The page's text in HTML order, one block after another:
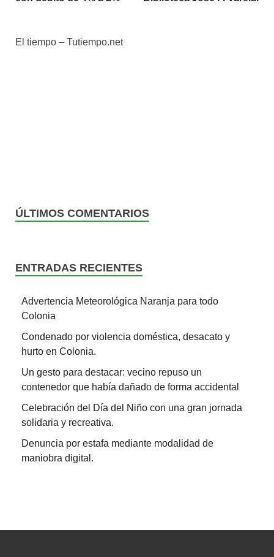
El tiempo – Tutiempo.net
ÚLTIMOS COMENTARIOS
ENTRADAS RECIENTES
Advertencia Meteorológica Naranja para todo
Colonia
Condenado por violencia doméstica, desacato y
hurto en Colonia.
Un gesto para destacar: vecino repuso un
contenedor que había dañado de forma accidental
Celebración del Día del Niño con una gran jornada
solidaria y recreativa.
Denuncia por estafa mediante modalidad de
maniobra digital.